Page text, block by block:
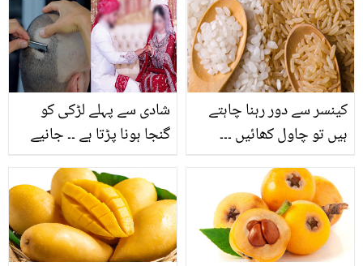
دیکھ کر صارفین بھی لرز
گئے
جو والدین اپنی بیٹیوں کے
لیے رکھنا خوش قسمتی
سمجھتے ہیں
شادی سے پہلے لڑکی کو
گنجا ہونا پڑتا ہے ۔۔ جانیے
حیران کن باتیں جو آپ کو
بھی چونکا دیں گی
کینسر سے دور رہنا چاہتے
ہیں تو چاول کھائیں ۔۔۔